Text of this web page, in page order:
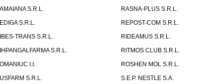
S.R.L.
RASNA-PLUS S.R.L.
S.R.L.
REPOST-COM S.R.L.
TRANS S.R.L.
RIDEAMUS S.R.L.
S.R.L.
RITMOS CLUB S.R.L.
I.I.
ROSHEN MOL S.R.L.
S.R.L.
S.E.P. NESTLE S.A.